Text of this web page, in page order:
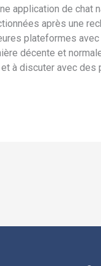
application de chat
après une
plateformes
décente et
à discuter avec